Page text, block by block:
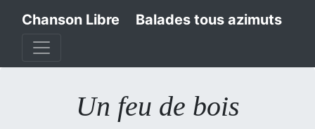
Chanson Libre Balades tous azimuts
Un feu de bois